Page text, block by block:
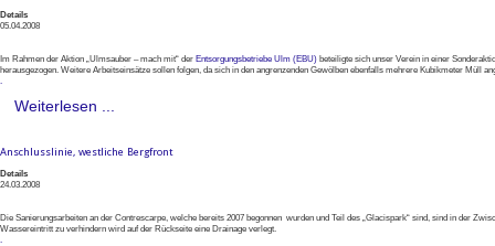
Details
05.04.2008
Im Rahmen der Aktion „Ulmsauber – mach mit“ der Entsorgungsbetriebe Ulm (EBU) beteiligte sich unser Verein in einer
herausgezogen. Weitere Arbeitseinsätze sollen folgen, da sich in den angrenzenden Gewölben ebenfalls mehrere Kubikmeter Müll
.
Weiterlesen ...
Anschlusslinie, westliche Bergfront
Details
24.03.2008
Die Sanierungsarbeiten an der Contrescarpe, welche bereits 2007 begonnen wurden und Teil des „Glacispark“ sind, sind in der
Wassereintritt zu verhindern wird auf der Rückseite eine Drainage verlegt.
.